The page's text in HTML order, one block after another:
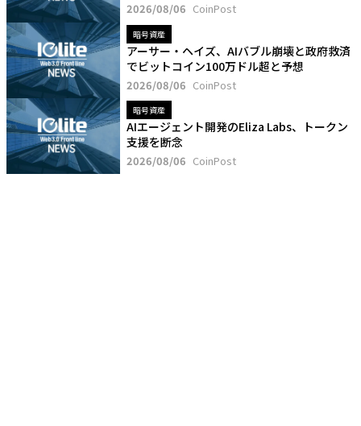
2026/08/06 CoinPost
暗号資産
アーサー・ヘイズ、AIバブル崩壊と政府救済
でビットコイン100万ドル超と予想
2026/08/06 CoinPost
暗号資産
AIエージェント開発のEliza Labs、トークン
支援を断念
2026/08/06 CoinPost